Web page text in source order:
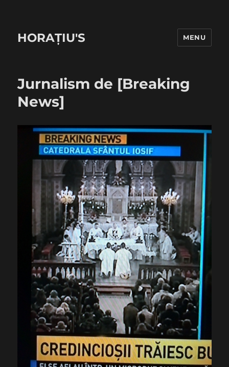
HORAȚIU'S MENU
Jurnalism de [Breaking
News]